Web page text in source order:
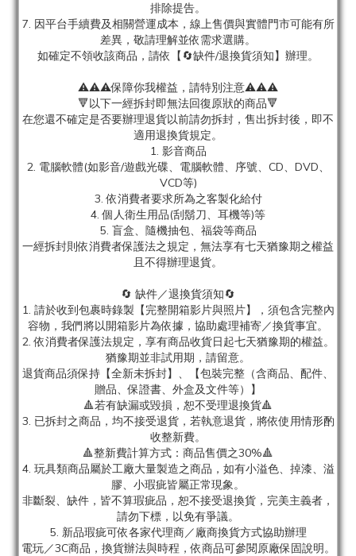
排除提告。
7. 因平台手續費及相關營運成本，線上售價與實體門市可能有所
差異，敬請理解並依需求選購。
如確定不領收該商品，請依【🔄缺件/退換貨須知】辦理。
⚠️⚠️⚠️保障你我權益，請特別注意⚠️⚠️⚠️
🔻以下一經拆封即無法回復原狀的商品🔻
在您還不確定是否要辦理退貨以前請勿拆封，售出拆封後，即不
適用退換貨規定。
1. 影音商品
2. 電腦軟體(如影音/遊戲光碟、電腦軟體、序號、CD、DVD、
VCD等)
3. 依消費者要求所為之客製化給付
4. 個人衛生用品(刮鬍刀、耳機等)等
5. 盲盒、隨機抽包、福袋等商品
一經拆封則依消費者保護法之規定，無法享有七天猶豫期之權益
且不得辦理退貨。
🔄 缺件／退換貨須知🔄
1. 請於收到包裹時錄製【完整開箱影片與照片】，須包含完整內
容物，我們將以開箱影片為依據，協助處理補寄／換貨事宜。
2. 依消費者保護法規定，享有商品收貨日起七天猶豫期的權益。
猶豫期並非試用期，請留意。
退貨商品須保持【全新未拆封】、【包裝完整（含商品、配件、
贈品、保證書、外盒及文件等）】
🔺若有缺漏或毀損，恕不受理退換貨🔺
3. 已拆封之商品，均不接受退貨，若執意退貨，將依使用情形酌
收整新費。
🔺整新費計算方式：商品售價之30%🔺
4. 玩具類商品屬於工廠大量製造之商品，如有小溢色、掉漆、溢
膠、小瑕疵皆屬正常現象。
非斷裂、缺件，皆不算瑕疵品，恕不接受退換貨，完美主義者，
請勿下標，以免有爭議。
5. 新品瑕疵可依各家代理商／廠商換貨方式協助辦理
電玩／3C商品，換貨辦法與時程，依商品可參閱原廠保固說明。